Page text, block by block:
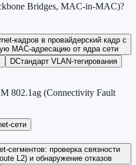
Bridges, MAC-in-MAC)?
кадров в провайдерский кадр с
MAC-адресацию от ядра сети
DСтандарт VLAN-тегирования
802.1ag (Connectivity Fault
сети
сегментов: проверка связности
L2) и обнаружение отказов